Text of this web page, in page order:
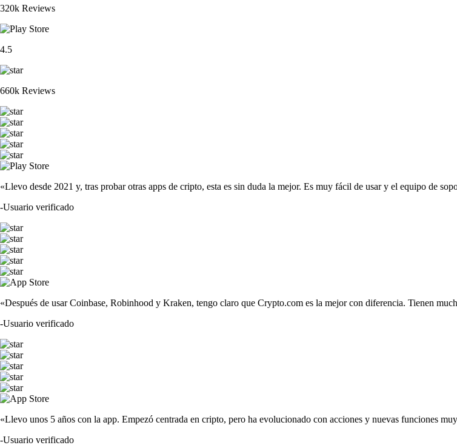
320k Reviews
4.5
660k Reviews
«Llevo desde 2021 y, tras probar otras apps de cripto, esta es sin duda la mejor. Es muy fácil de usar y el equipo de
-Usuario verificado
«Después de usar Coinbase, Robinhood y Kraken, tengo claro que Crypto.com es la mejor con diferencia. Tienen
-Usuario verificado
«Llevo unos 5 años con la app. Empezó centrada en cripto, pero ha evolucionado con acciones y nuevas funciones
-Usuario verificado